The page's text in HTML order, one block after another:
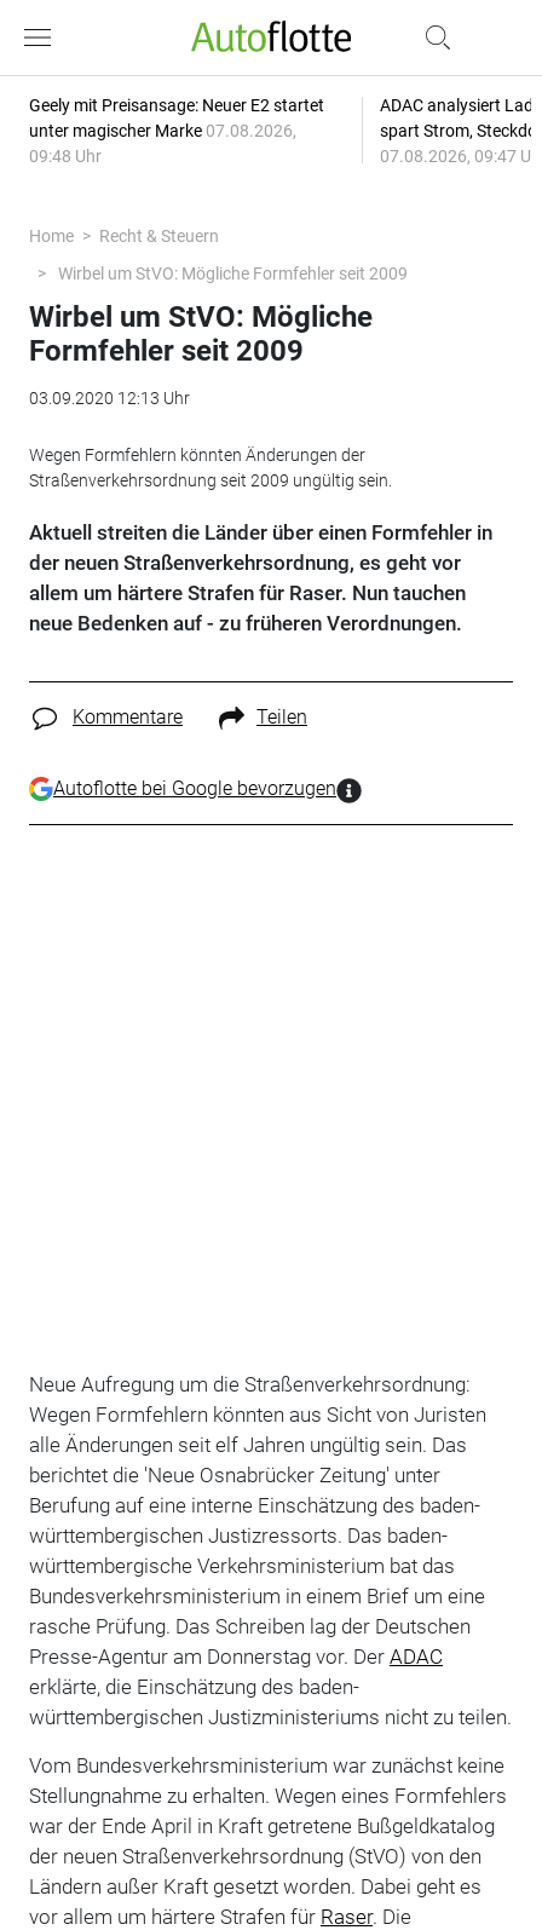
Geely mit Preisansage: Neuer E2 startet
unter magischer Marke 07.08.2026,
09:48 Uhr
ADAC analysiert
spart Strom,
07.08.2026, 09:47
Home
Recht & Steuern
Wirbel um StVO: Mögliche Formfehler seit 2009
Wirbel um StVO: Mögliche
Formfehler seit 2009
03.09.2020 12:13 Uhr
Wegen Formfehlern könnten Änderungen der
Straßenverkehrsordnung seit 2009 ungültig sein.
Aktuell streiten die Länder über einen Formfehler in
der neuen Straßenverkehrsordnung, es geht vor
allem um härtere Strafen für Raser. Nun tauchen
neue Bedenken auf - zu früheren Verordnungen.
Kommentare Teilen
Autoflotte bei Google bevorzugen
Neue Aufregung um die Straßenverkehrsordnung:
Wegen Formfehlern könnten aus Sicht von Juristen
alle Änderungen seit elf Jahren ungültig sein. Das
berichtet die 'Neue Osnabrücker Zeitung' unter
Berufung auf eine interne Einschätzung des baden-
württembergischen Justizressorts. Das baden-
württembergische Verkehrsministerium bat das
Bundesverkehrsministerium in einem Brief um eine
rasche Prüfung. Das Schreiben lag der Deutschen
Presse-Agentur am Donnerstag vor. Der ADAC
erklärte, die Einschätzung des baden-
württembergischen Justizministeriums nicht zu teilen.
Vom Bundesverkehrsministerium war zunächst keine
Stellungnahme zu erhalten. Wegen eines Formfehlers
war der Ende April in Kraft getretene Bußgeldkatalog
der neuen Straßenverkehrsordnung (StVO) von den
Ländern außer Kraft gesetzt worden. Dabei geht es
vor allem um härtere Strafen für Raser. Die